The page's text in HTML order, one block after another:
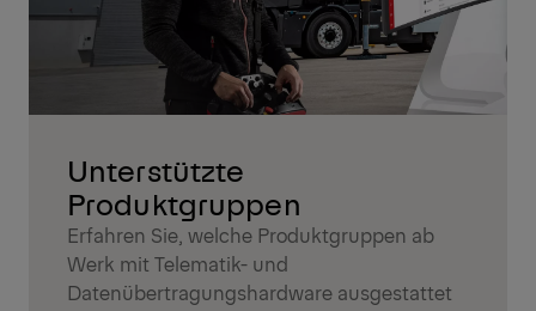
Unterstützte
Produktgruppen
Erfahren Sie, welche Produktgruppen ab
Werk mit Telematik- und
Datenübertragungshardware ausgestattet